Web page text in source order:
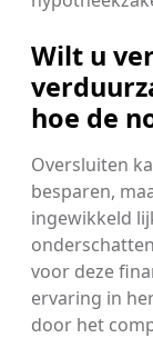
Wilt u
hoe de
Oversluiten
besparen,
ingewikkeld
voor deze
ervaring in
door het